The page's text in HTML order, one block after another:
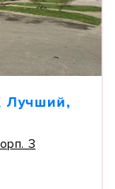
Лучший,
3